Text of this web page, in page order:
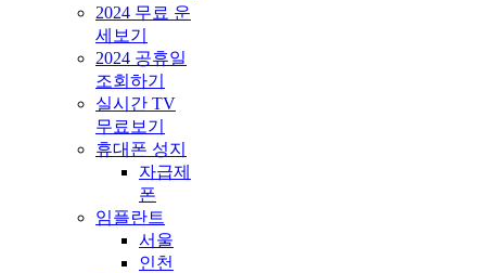
2024 무료 운
세보기
2024 공휴일
조회하기
실시간 TV
무료보기
휴대폰 성지
자급제
폰
임플란트
서울
인천